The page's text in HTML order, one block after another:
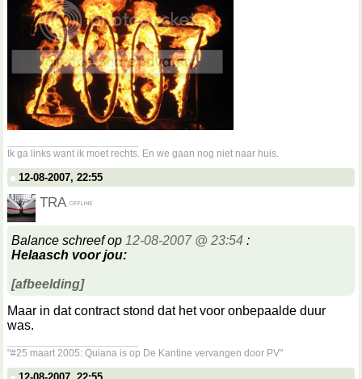
Ik ga links want ik moet rechts. En we gaan nog niet naar huis.
12-08-2007, 22:55
TRA
Balance schreef op 12-08-2007 @ 23:54 :
Helaasch voor jou:
[afbeelding]
Maar in dat contract stond dat het voor onbepaalde duur
was.
"#25 maart 2005: Quiana is op De Kantine vervangen door PV"